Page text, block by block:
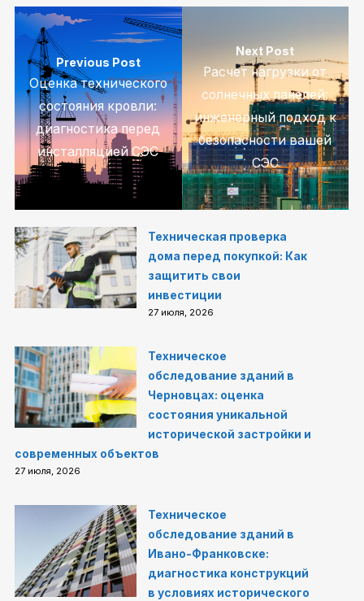
Previous Post
Оценка технического
состояния кровли:
диагностика перед
инсталляцией СЭС
Next Post
Расчет нагрузки от
солнечных панелей:
инженерный подход к
безопасности вашей
СЭС
Техническая проверка
дома перед покупкой: Как
защитить свои
инвестиции
27 июля, 2026
Техническое
обследование зданий в
Черновцах: оценка
состояния уникальной
исторической застройки и
современных объектов
27 июля, 2026
Техническое
обследование зданий в
Ивано-Франковске:
диагностика конструкций
в условиях исторического